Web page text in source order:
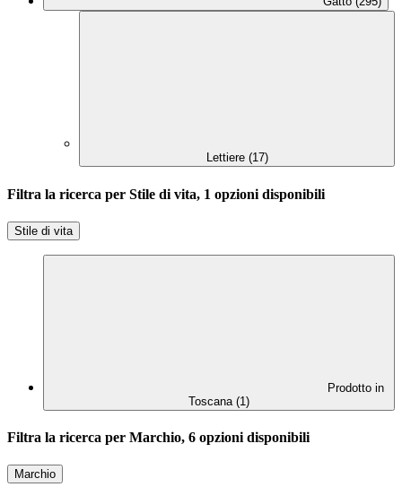
Lettiere (17)
Filtra la ricerca per Stile di vita, 1 opzioni disponibili
Stile di vita
Prodotto in
Toscana (1)
Filtra la ricerca per Marchio, 6 opzioni disponibili
Marchio